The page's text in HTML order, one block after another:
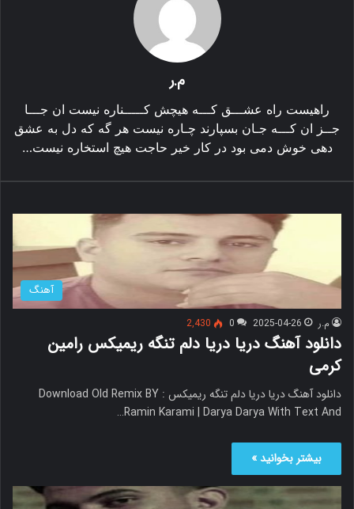
م.ر
راهیست راه عشـــق کـــه هیچش کـــــناره نیست ان جـــا
جــز ان کـــه جـان بسپارند چـاره نیست هر گه که دل به عشق
دهی خوش دمی بود در کار خیر حاجت هیچ استخاره نیست…
آهنگ
م.ر 2025-04-26
0
2,430
دانلود آهنگ دریا دریا دلم تنگه ریمیکس رامین
کرمی
دانلود آهنگ دریا دریا دلم تنگه ریمیکس Download Old Remix BY :
Ramin Karami | Darya Darya With Text And…
بیشتر بخوانید »